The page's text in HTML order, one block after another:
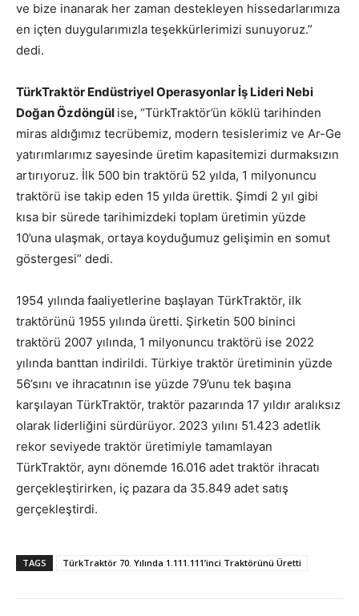
ve bize inanarak her zaman destekleyen hissedarlarımıza
en içten duygularımızla teşekkürlerimizi sunuyoruz.”
dedi.
TürkTraktör Endüstriyel Operasyonlar İş Lideri Nebi
Doğan Özdöngül ise, “TürkTraktör’ün köklü tarihinden
miras aldığımız tecrübemiz, modern tesislerimiz ve Ar-Ge
yatırımlarımız sayesinde üretim kapasitemizi durmaksızın
artırıyoruz. İlk 500 bin traktörü 52 yılda, 1 milyonuncu
traktörü ise takip eden 15 yılda ürettik. Şimdi 2 yıl gibi
kısa bir sürede tarihimizdeki toplam üretimin yüzde
10’una ulaşmak, ortaya koyduğumuz gelişimin en somut
göstergesi” dedi.
1954 yılında faaliyetlerine başlayan TürkTraktör, ilk
traktörünü 1955 yılında üretti. Şirketin 500 bininci
traktörü 2007 yılında, 1 milyonuncu traktörü ise 2022
yılında banttan indirildi. Türkiye traktör üretiminin yüzde
56’sını ve ihracatının ise yüzde 79’unu tek başına
karşılayan TürkTraktör, traktör pazarında 17 yıldır aralıksız
olarak liderliğini sürdürüyor. 2023 yılını 51.423 adetlik
rekor seviyede traktör üretimiyle tamamlayan
TürkTraktör, aynı dönemde 16.016 adet traktör ihracatı
gerçekleştirirken, iç pazara da 35.849 adet satış
gerçekleştirdi.
TAGS TürkTraktör 70. Yılında 1.111.111’inci Traktörünü Üretti